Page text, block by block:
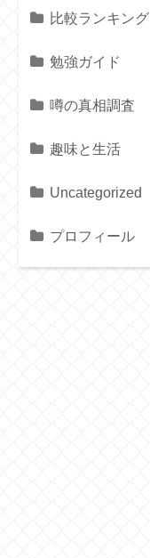
比較ランキング
勉強ガイド
噂の真相調査
趣味と生活
Uncategorized
プロフィール